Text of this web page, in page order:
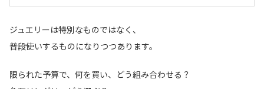
ジュエリーは特別なものではなく、
普段使いするものになりつつあります。
限られた予算で、何を買い、どう組み合わせる？